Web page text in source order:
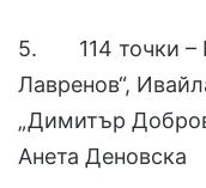
5. 114 точки –
Лавренов“,
„Димитър
Анета Деновска